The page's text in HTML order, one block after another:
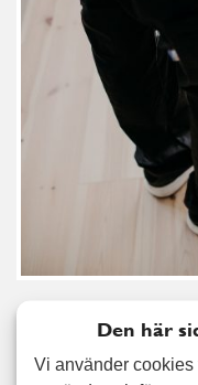
I samband med att
period. En
Den här
Vi använder cookies